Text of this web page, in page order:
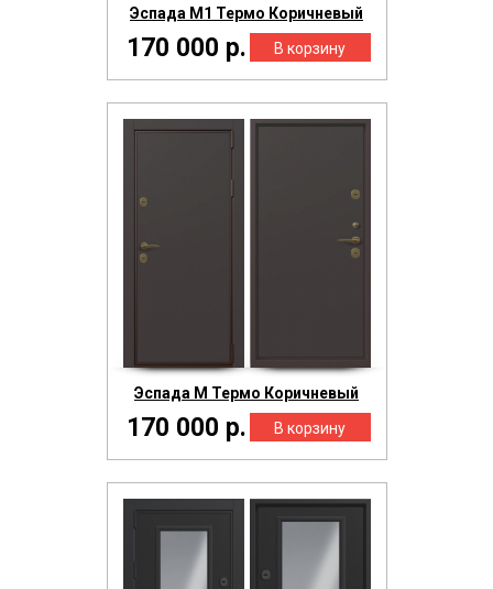
Эспада М1 Термо Коричневый
170 000 р.
Эспада М Термо Коричневый
170 000 р.